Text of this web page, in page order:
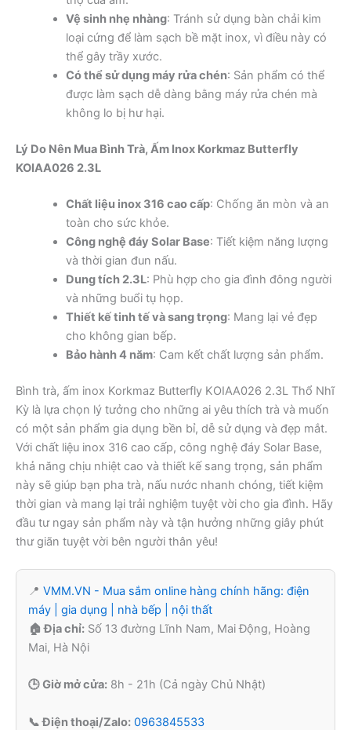
Vệ sinh nhẹ nhàng: Tránh sử dụng bàn chải kim
loại cứng để làm sạch bề mặt inox, vì điều này có
thể gây trầy xước.
Có thể sử dụng máy rửa chén: Sản phẩm có thể
được làm sạch dễ dàng bằng máy rửa chén mà
không lo bị hư hại.
Lý Do Nên Mua Bình Trà, Ấm Inox Korkmaz Butterfly
KOIAA026 2.3L
Chất liệu inox 316 cao cấp: Chống ăn mòn và an
toàn cho sức khỏe.
Công nghệ đáy Solar Base: Tiết kiệm năng lượng
và thời gian đun nấu.
Dung tích 2.3L: Phù hợp cho gia đình đông người
và những buổi tụ họp.
Thiết kế tinh tế và sang trọng: Mang lại vẻ đẹp
cho không gian bếp.
Bảo hành 4 năm: Cam kết chất lượng sản phẩm.
Bình trà, ấm inox Korkmaz Butterfly KOIAA026 2.3L Thổ Nhĩ
Kỳ là lựa chọn lý tưởng cho những ai yêu thích trà và muốn
có một sản phẩm gia dụng bền bỉ, dễ sử dụng và đẹp mắt.
Với chất liệu inox 316 cao cấp, công nghệ đáy Solar Base,
khả năng chịu nhiệt cao và thiết kế sang trọng, sản phẩm
này sẽ giúp bạn pha trà, nấu nước nhanh chóng, tiết kiệm
thời gian và mang lại trải nghiệm tuyệt vời cho gia đình. Hãy
đầu tư ngay sản phẩm này và tận hưởng những giây phút
thư giãn tuyệt vời bên người thân yêu!
📍 VMM.VN - Mua sắm online hàng chính hãng: điện
máy | gia dụng | nhà bếp | nội thất
🏠 Địa chỉ: Số 13 đường Lĩnh Nam, Mai Động, Hoàng
Mai, Hà Nội
🕒 Giờ mở cửa: 8h - 21h (Cả ngày Chủ Nhật)
📞 Điện thoại/Zalo: 0963845533